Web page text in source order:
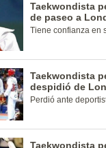
Taekwondista
de paseo a
Tiene confianza en
Taekwondista
despidió de
Perdió ante
Taekwondista